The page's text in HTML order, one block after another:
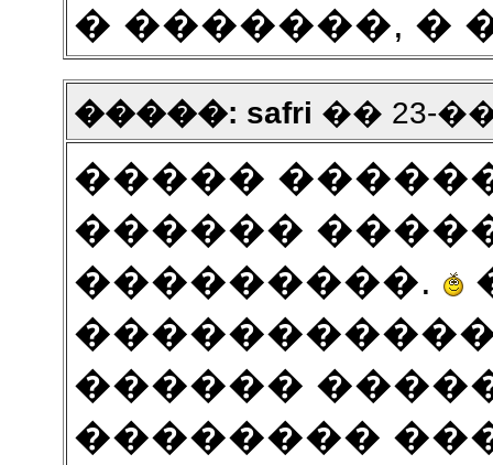
� �������, �
�����: safri �� 23-
�����
������
���������.
������
��������